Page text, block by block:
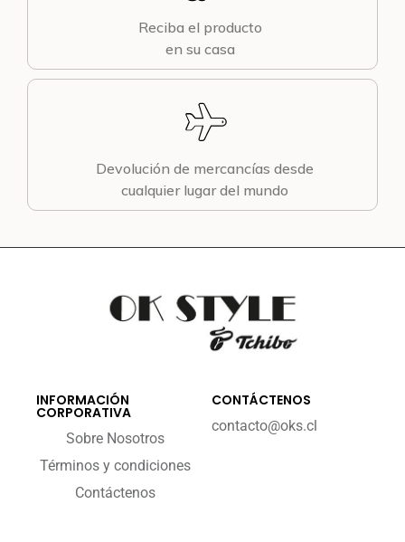
Reciba el producto
en su casa
Devolución de mercancías desde
cualquier lugar del mundo
INFORMACIÓN
CORPORATIVA
Sobre Nosotros
Términos y condiciones
Contáctenos
CONTÁCTENOS
contacto@oks.cl